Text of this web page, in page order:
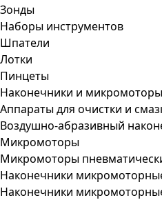
Зонды
Наборы инструментов
Шпатели
Лотки
Пинцеты
Наконечники и микромоторы
Аппараты для очистки и
Воздушно-абразивный
Микромоторы
Микромоторы
Наконечники
Наконечники